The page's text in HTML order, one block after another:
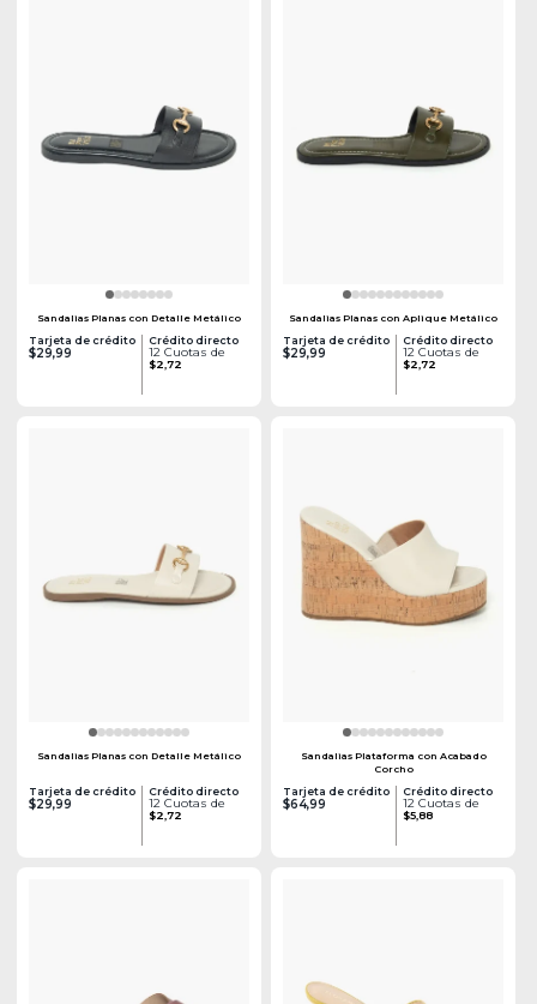
Sandalias Planas con Detalle Metálico
Tarjeta de crédito
$29,99
Crédito directo
12 Cuotas de
$2,72
Sandalias Planas con Aplique Metálico
Tarjeta de crédito
$29,99
Crédito directo
12 Cuotas de
$2,72
Sandalias Planas con Detalle Metálico
Tarjeta de crédito
$29,99
Crédito directo
12 Cuotas de
$2,72
Sandalias Plataforma con Acabado
Corcho
Tarjeta de crédito
$64,99
Crédito directo
12 Cuotas de
$5,88